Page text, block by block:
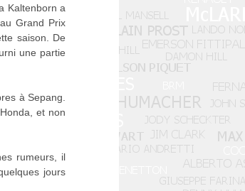
Kaltenborn a
Grand Prix
saison. De
une partie
à Sepang.
et non
rumeurs, il
jours